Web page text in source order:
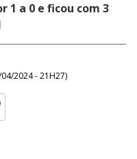
1 a 0 e ficou com 3
2024 - 21H27)